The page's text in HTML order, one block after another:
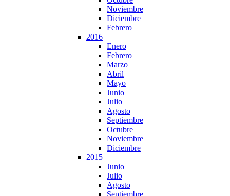
Noviembre
Diciembre
Febrero
2016
Enero
Febrero
Marzo
Abril
Mayo
Junio
Julio
Agosto
Septiembre
Octubre
Noviembre
Diciembre
2015
Junio
Julio
Agosto
Septiembre